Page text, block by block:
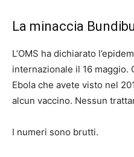
La minaccia
L’OMS ha dichiarato
internazionale il 16 maggio.
Ebola che avete visto nel
alcun vaccino. Nessun
I numeri sono brutti.